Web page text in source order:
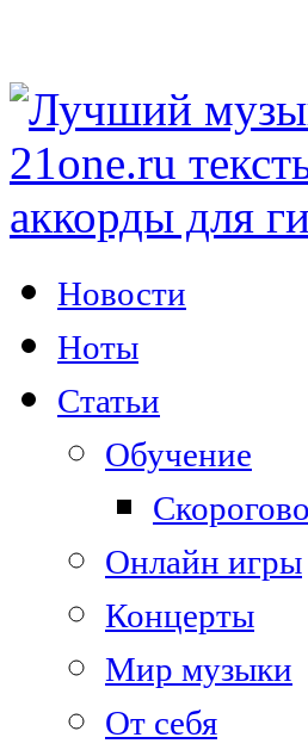
Новости
Ноты
Статьи
Обучение
Онлайн игры
Концерты
Мир музыки
От себя